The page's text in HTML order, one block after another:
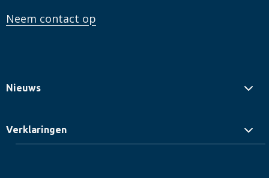
Neem contact op
Nieuws
Verklaringen